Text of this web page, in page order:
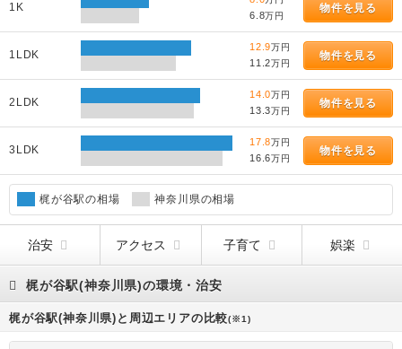
たが、2009年現在は多摩川花火大会 (世田谷区・川崎市)・世田谷区
たまがわ花火大会・川崎市制記念多摩川花火大会の臨時列車運行時と
東急大井町線・大井町線車両の留置に伴う折り返しなどに使用され
る。これに先行して駅舎の拡大とバリアフリー対応工事が施工され
た。駅舎が中央林間側に拡幅され、拡幅した位置にホームへのエレベ
ーターが、また駅舎内に店舗が、駅舎下のホーム部分にトイレが新設
された。バスターミナルは以前はバスの転回所であったものを再整備
したものである。二子玉川 - 溝の口間の複々線化（大井町線の延
伸）に伴う東急大井町線・大井町線梶が谷車庫の建設に合わせ、駅改
良工事が実施された。2007年5月2日までは上り線も下り線と同じく
外側4番線が急行通過待ちのない各駅停車、内側3番線が通過待ちを
する各駅停車が使用する、という形態であった。
1K
6.8万円
物件を見る
1LDK
12.9万円
11.2万円
物件を見る
2LDK
14.0万円
13.3万円
物件を見る
3LDK
17.8万円
16.6万円
物件を見る
梶が谷駅の相場 神奈川県の相場
治安 アクセス 子育て 娯楽
梶が谷駅(神奈川県)の環境・治安
梶が谷駅(神奈川県)と周辺エリアの比較(※1)